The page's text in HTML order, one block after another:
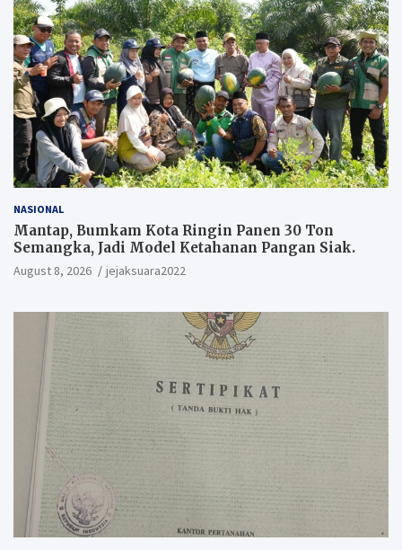
NASIONAL
Mantap, Bumkam Kota Ringin Panen 30 Ton
Semangka, Jadi Model Ketahanan Pangan Siak.
August 8, 2026 jejaksuara2022